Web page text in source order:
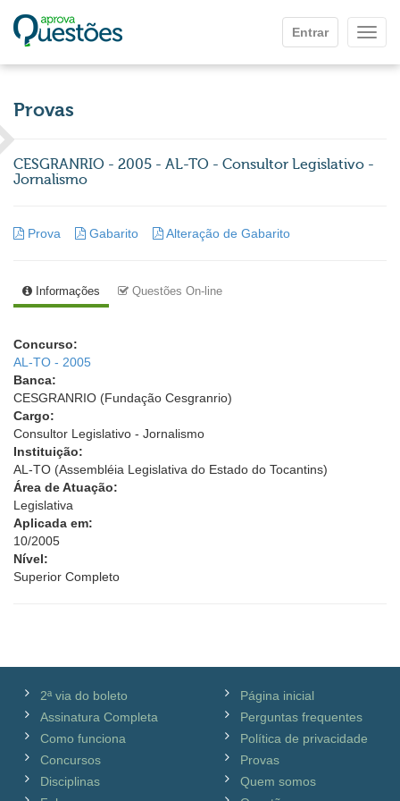
Entrar
Provas
CESGRANRIO - 2005 - AL-TO - Consultor Legislativo -
Jornalismo
Prova Gabarito Alteração de Gabarito
Informações Questões On-line
Concurso:
AL-TO - 2005
Banca:
CESGRANRIO (Fundação Cesgranrio)
Cargo:
Consultor Legislativo - Jornalismo
Instituição:
AL-TO (Assembléia Legislativa do Estado do Tocantins)
Área de Atuação:
Legislativa
Aplicada em:
10/2005
Nível:
Superior Completo
2ª via do boleto
Assinatura Completa
Como funciona
Concursos
Disciplinas
Página inicial
Perguntas frequentes
Política de privacidade
Provas
Quem somos